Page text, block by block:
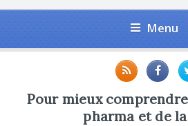
Menu
Pour mieux
pharma et de